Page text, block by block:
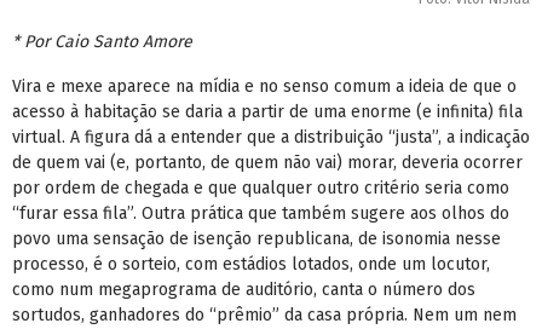
* Por Caio Santo Amore
Vira e mexe aparece na mídia e no senso comum a ideia de que o
acesso à habitação se daria a partir de uma enorme (e infinita) fila
virtual. A figura dá a entender que a distribuição “justa”, a indicação
de quem vai (e, portanto, de quem não vai) morar, deveria ocorrer
por ordem de chegada e que qualquer outro critério seria como
“furar essa fila”. Outra prática que também sugere aos olhos do
povo uma sensação de isenção republicana, de isonomia nesse
processo, é o sorteio, com estádios lotados, onde um locutor,
como num megaprograma de auditório, canta o número dos
sortudos, ganhadores do “prêmio” da casa própria. Nem um nem